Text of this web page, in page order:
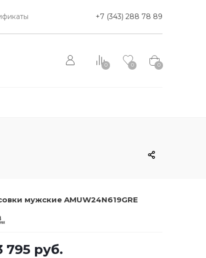
+7 (343) 288 78 89
0 0 0
мужские AMUW24N619GRE
795 руб.